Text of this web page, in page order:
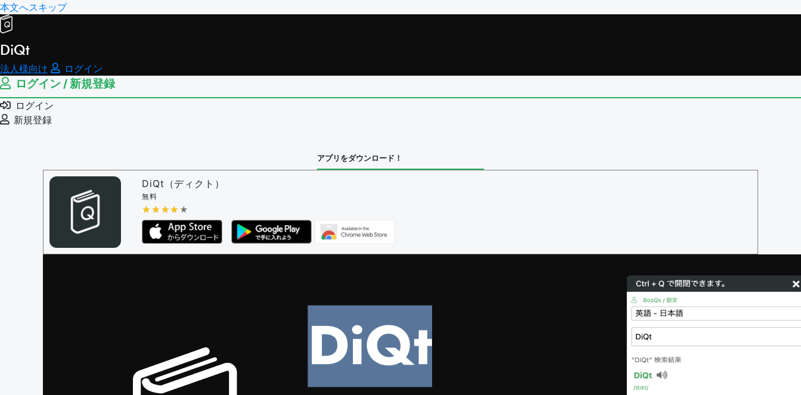
本文へスキップ
DiQt
法人様向け ログイン
ログイン / 新規登録
ログイン
新規登録
アプリをダウンロード！
DiQt（ディクト）
無料
★★★★★
★★★★★